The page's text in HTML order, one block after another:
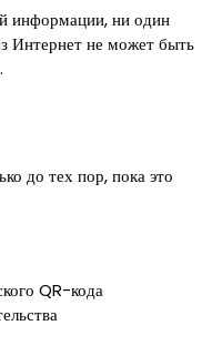
информации, ни один
Интернет не может быть
до тех пор, пока это
QR-кода